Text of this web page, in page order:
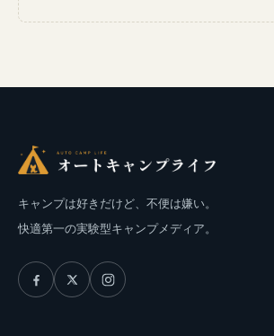
キャンプは好きだけど、不便は嫌い。
快適第一の実験型キャンプメディア。